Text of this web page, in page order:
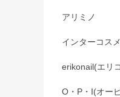
アリミノ
インターコスメ
erikonail(エリ
O・P・I(オー